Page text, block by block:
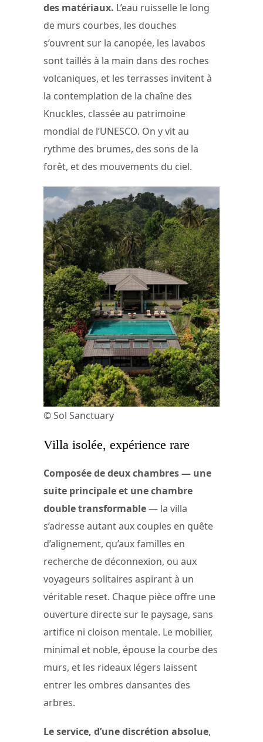
des matériaux. L’eau ruisselle le long
de murs courbes, les douches
s’ouvrent sur la canopée, les lavabos
sont taillés à la main dans des roches
volcaniques, et les terrasses invitent à
la contemplation de la chaîne des
Knuckles, classée au patrimoine
mondial de l’UNESCO. On y vit au
rythme des brumes, des sons de la
forêt, et des mouvements du ciel.
© Sol Sanctuary
Villa isolée, expérience rare
Composée de deux chambres — une
suite principale et une chambre
double transformable— la villa
s’adresse autant aux couples en quête
d’alignement, qu’aux familles en
recherche de déconnexion, ou aux
voyageurs solitaires aspirant à un
véritable reset. Chaque pièce offre une
ouverture directe sur le paysage, sans
artifice ni cloison mentale. Le mobilier,
minimal et noble, épouse la courbe des
murs, et les rideaux légers laissent
entrer les ombres dansantes des
arbres.
Le service, d’une discrétion absolue,